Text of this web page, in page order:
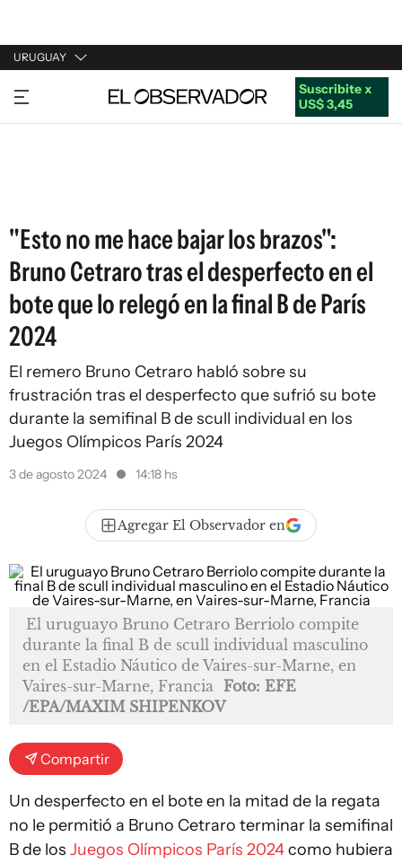
URUGUAY
URUGUAY
ARGENTINA
Suscribite x
US$ 3,45
"Esto no me hace bajar los brazos":
Bruno Cetraro tras el desperfecto en el
bote que lo relegó en la final B de París
2024
El remero Bruno Cetraro habló sobre su
frustración tras el desperfecto que sufrió su bote
durante la semifinal B de scull individual en los
Juegos Olímpicos París 2024
3 de agosto 2024 14:18 hs
Agregar El Observador en
El uruguayo Bruno Cetraro Berriolo compite
durante la final B de scull individual masculino
en el Estadio Náutico de Vaires-sur-Marne, en
Vaires-sur-Marne, Francia Foto: EFE
/EPA/MAXIM SHIPENKOV
Compartir
Un desperfecto en el bote en la mitad de la regata
no le permitió a Bruno Cetraro terminar la semifinal
B de los Juegos Olímpicos París 2024como hubiera